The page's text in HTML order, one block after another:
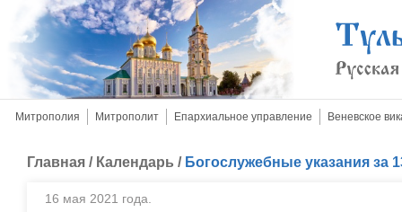
Митрополия Митрополит Епархиальное управление Веневское
Главная / Календарь / Богослужебные указания за
16 мая 2021 года.